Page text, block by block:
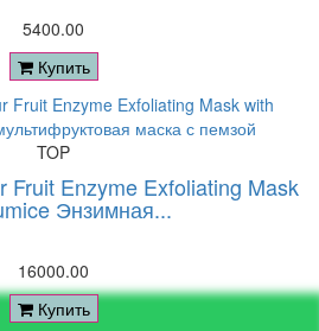
5400.00
Купить
TOP
Fruit Enzyme Exfoliating Mask
Энзимная...
16000.00
Купить